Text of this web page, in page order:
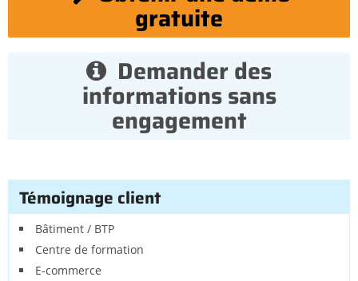
gratuite
Demander des
informations sans
engagement
Témoignage client
Bâtiment / BTP
Centre de formation
E-commerce